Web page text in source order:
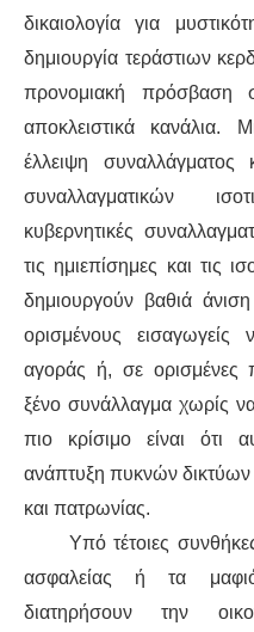
δικαιολογία για
δημιουργία τεράστιων
προνομιακή πρόσβαση
αποκλειστικά κανάλια.
έλλειψη
συναλλαγματικών
κυβερνητικές
τις ημιεπίσημες και τις
δημιουργούν βαθιά
ορισμένους
αγοράς ή, σε ορισμένες
ξένο συνάλλαγμα χωρίς
πιο κρίσιμο είναι ότι
ανάπτυξη πυκνών
και πατρωνίας.
Υπό τέτοιες
ασφαλείας ή τα
διατηρήσουν την